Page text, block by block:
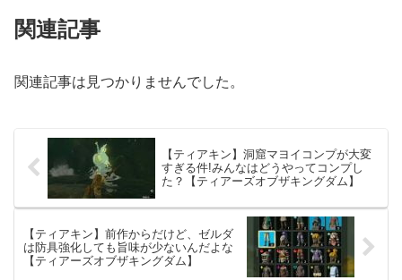
関連記事
関連記事は見つかりませんでした。
【ティアキン】洞窟マヨイコンプが大変
すぎる件!みんなはどうやってコンプし
た？【ティアーズオブザキングダム】
【ティアキン】前作からだけど、ゼルダ
は防具強化しても旨味が少ないんだよな
【ティアーズオブザキングダム】